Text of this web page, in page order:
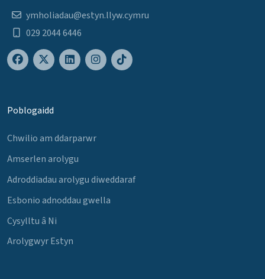
ymholiadau@estyn.llyw.cymru
029 2044 6446
Poblogaidd
Chwilio am ddarparwr
Amserlen arolygu
Adroddiadau arolygu diweddaraf
Esbonio adnoddau gwella
Cysylltu â Ni
Arolygwyr Estyn